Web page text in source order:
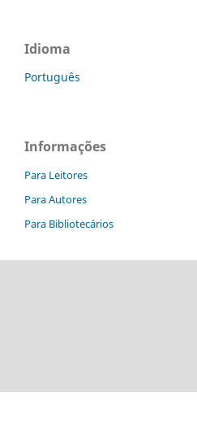
Idioma
Português
Informações
Para Leitores
Para Autores
Para Bibliotecários